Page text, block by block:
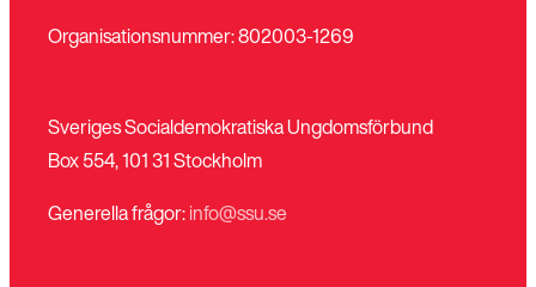
Organisationsnummer: 802003-1269
Sveriges Socialdemokratiska Ungdomsförbund
Box 554, 101 31 Stockholm
Generella frågor:info@ssu.se